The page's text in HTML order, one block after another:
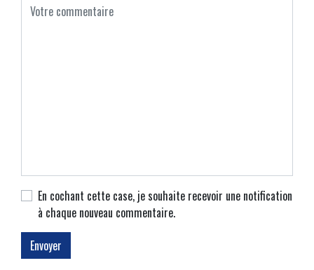
En cochant cette case, je souhaite recevoir une notification
à chaque nouveau commentaire.